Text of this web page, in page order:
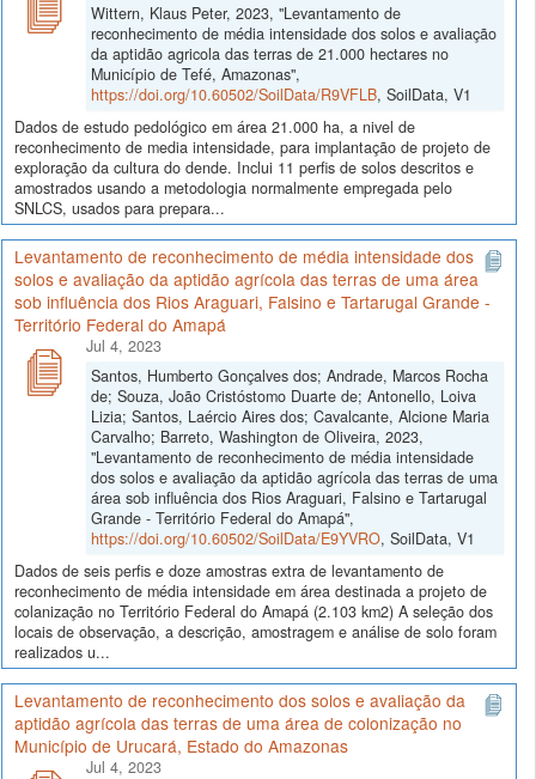
Wittern, Klaus Peter, 2023, "Levantamento de
reconhecimento de média intensidade dos solos e avaliação
da aptidão agricola das terras de 21.000 hectares no
Município de Tefé, Amazonas",
https://doi.org/10.60502/SoilData/R9VFLB, SoilData, V1
Dados de estudo pedológico em área 21.000 ha, a nivel de
reconhecimento de media intensidade, para implantação de projeto de
exploração da cultura do dende. Inclui 11 perfis de solos descritos e
amostrados usando a metodologia normalmente empregada pelo
SNLCS, usados para prepara...
Levantamento de reconhecimento de média intensidade dos
solos e avaliação da aptidão agrícola das terras de uma área
sob influência dos Rios Araguari, Falsino e Tartarugal Grande -
Território Federal do Amapá
Jul 4, 2023
Santos, Humberto Gonçalves dos; Andrade, Marcos Rocha
de; Souza, João Cristóstomo Duarte de; Antonello, Loiva
Lizia; Santos, Laércio Aires dos; Cavalcante, Alcione Maria
Carvalho; Barreto, Washington de Oliveira, 2023,
"Levantamento de reconhecimento de média intensidade
dos solos e avaliação da aptidão agrícola das terras de uma
área sob influência dos Rios Araguari, Falsino e Tartarugal
Grande - Território Federal do Amapá",
https://doi.org/10.60502/SoilData/E9YVRO, SoilData, V1
Dados de seis perfis e doze amostras extra de levantamento de
reconhecimento de média intensidade em área destinada a projeto de
colanização no Território Federal do Amapá (2.103 km2) A seleção dos
locais de observação, a descrição, amostragem e análise de solo foram
realizados u...
Levantamento de reconhecimento dos solos e avaliação da
aptidão agrícola das terras de uma área de colonização no
Município de Urucará, Estado do Amazonas
Jul 4, 2023